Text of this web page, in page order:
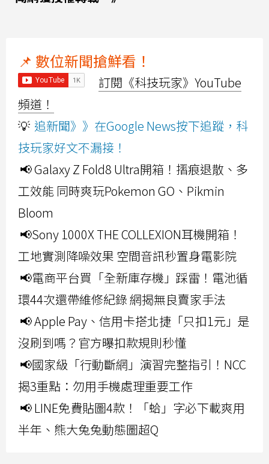
📌 數位新聞搶鮮看！
訂閱《科技玩家》YouTube
頻道！
💡 追新聞》》在Google News按下追蹤，科
技玩家好文不漏接！
📢 Galaxy Z Fold8 Ultra開箱！摺痕退散、多
工效能 同時爽玩Pokemon GO、Pikmin
Bloom
📢Sony 1000X THE COLLEXION耳機開箱！
工地實測降噪效果 空間音訊秒置身電影院
📢電商平台買「全新庫存機」踩雷！電池循
環44次還帶維修紀錄 網揭無良賣家手法
📢 Apple Pay、信用卡搭北捷「只扣1元」是
沒刷到嗎？官方曝扣款規則秒懂
📢國家級「行動斷網」演習完整指引！NCC
揭3重點：勿用手機處理重要工作
📢 LINE免費貼圖4款！「蛤」字必下載爽用
半年、熊大兔兔動態圖超Q